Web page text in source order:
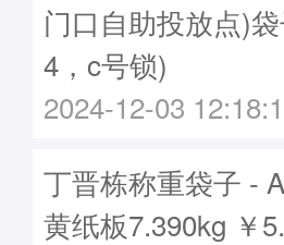
门口自助投放点)
4，c号锁)
2024-12-03
丁晋栋称重袋子 -
黄纸板7.390kg ￥